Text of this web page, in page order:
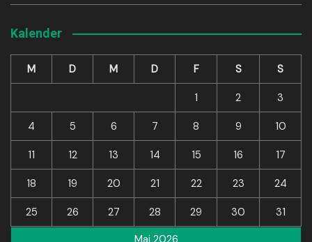
Kalender
M D M D F S S
1 2 3
4 5 6 7 8 9 10
11 12 13 14 15 16 17
18 19 20 21 22 23 24
25 26 27 28 29 30 31